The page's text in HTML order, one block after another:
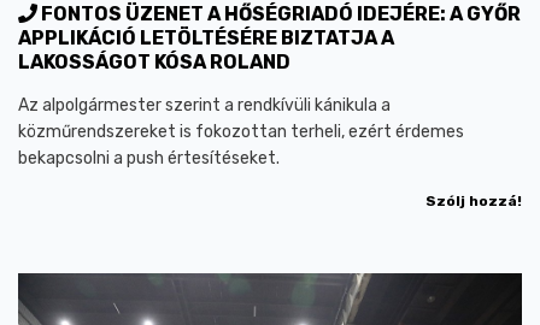
FONTOS ÜZENET A HŐSÉGRIADÓ IDEJÉRE: A GYŐR
APPLIKÁCIÓ LETÖLTÉSÉRE BIZTATJA A
LAKOSSÁGOT KÓSA ROLAND
Az alpolgármester szerint a rendkívüli kánikula a
közműrendszereket is fokozottan terheli, ezért érdemes
bekapcsolni a push értesítéseket.
Szólj hozzá!